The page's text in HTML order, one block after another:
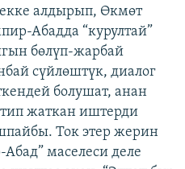
алдырып, Өкмөт
Абадда “курултай”
бөлүп-жарбай
сүйлөштүк, диалог
болушат, анан
жаткан иштерди
Ток этер жерин
маселеси деле